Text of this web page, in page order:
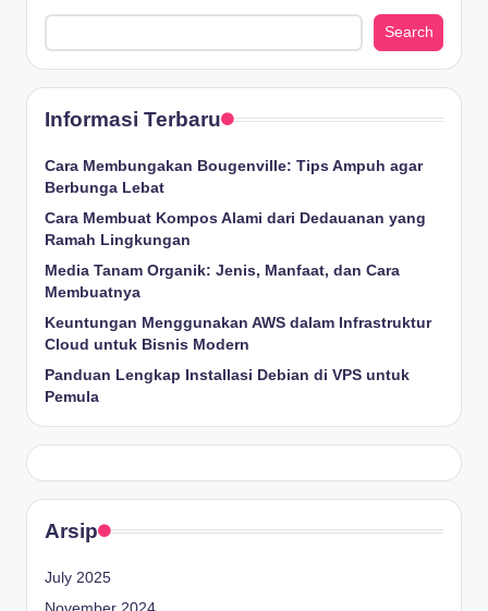
Search
Informasi Terbaru
Cara Membungakan Bougenville: Tips Ampuh agar
Berbunga Lebat
Cara Membuat Kompos Alami dari Dedauanan yang
Ramah Lingkungan
Media Tanam Organik: Jenis, Manfaat, dan Cara
Membuatnya
Keuntungan Menggunakan AWS dalam Infrastruktur
Cloud untuk Bisnis Modern
Panduan Lengkap Installasi Debian di VPS untuk
Pemula
Arsip
July 2025